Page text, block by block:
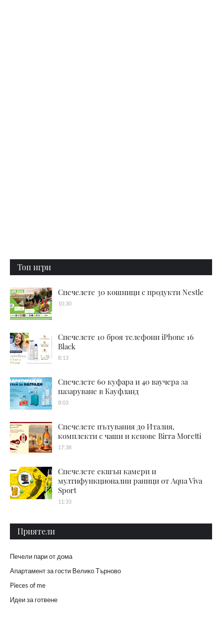
Топ игри
Спечелете 30 кошници с продукти Nestle
10:30
Спечелете 10 броя телефони iPhone 16
Black
8:13
Спечелете 60 куфара и 40 ваучера за
пазаруване в Кауфланд
8:03
Спечелете пътувания до Италия,
комплекти с чаши и кенове Birra Moretti
17:38
Спечелете екшън камери и
мултифункционални раници от Aqua Viva
Sport
11:33
Приятели
Печели пари от дома
Апартамент за гости Велико Търново
Pieces of me
Идеи за готвене